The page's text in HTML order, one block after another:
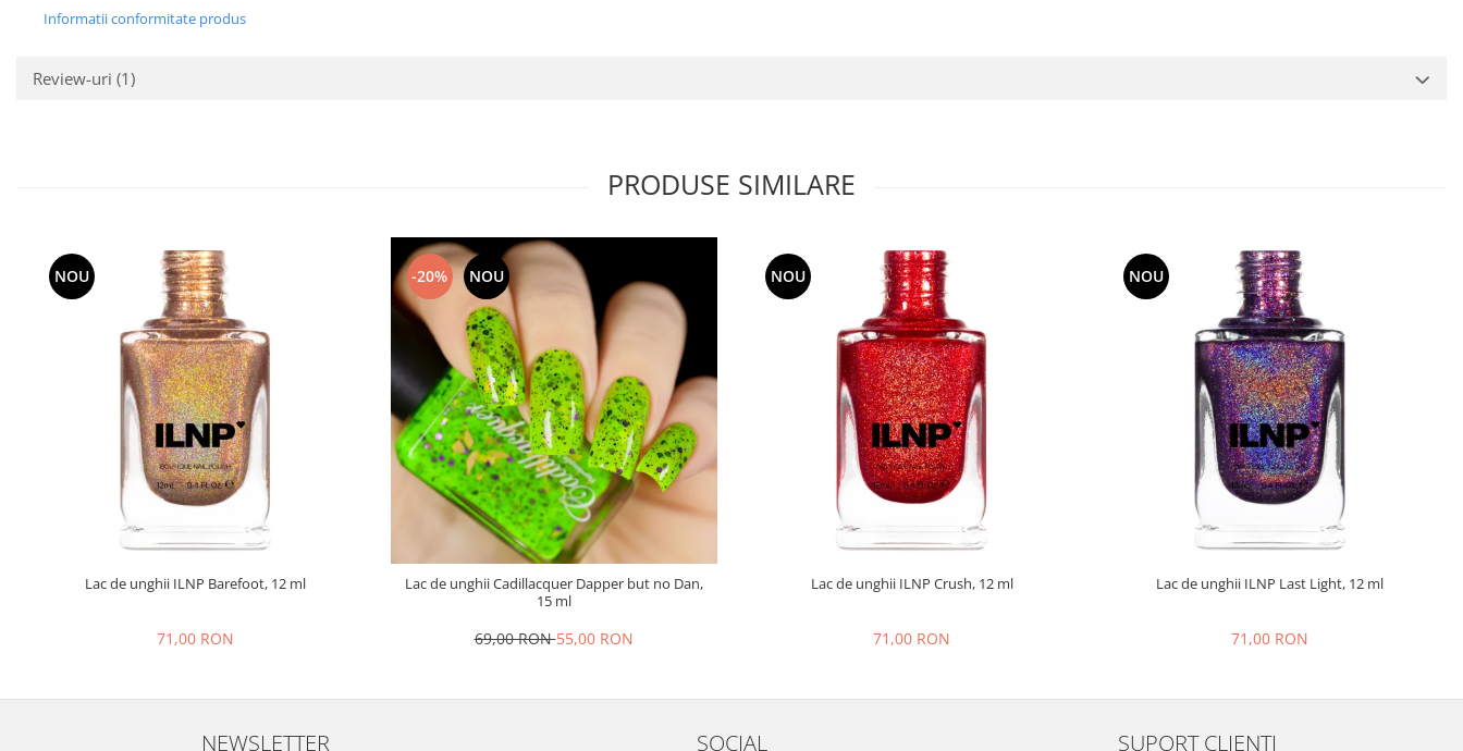
Informatii conformitate produs
Review-uri (1)
PRODUSE SIMILARE
NOU
Lac de unghii ILNP Barefoot, 12 ml
71,00 RON
-20% NOU
Lac de unghii Cadillacquer Dapper but no Dan,
15 ml
69,00 RON55,00 RON
NOU
Lac de unghii ILNP Crush, 12 ml
71,00 RON
NOU
Lac de unghii ILNP Last Light, 12 ml
71,00 RON
NEWSLETTER SOCIAL SUPORT CLIENTI